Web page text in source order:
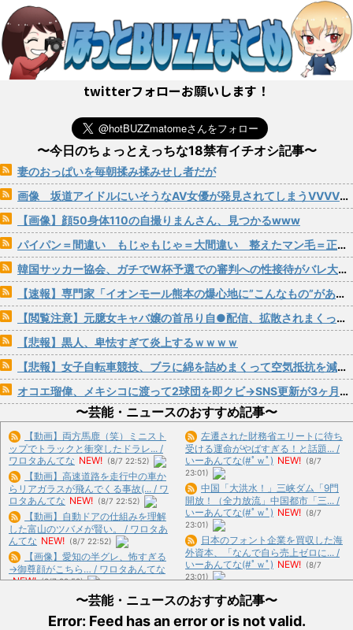
twitterフォローお願いします！
〜今日のちょっとえっちな18禁有イチオシ記事〜
妻のおっぱいを毎朝揉み揉みせし者だが
画像 坂道アイドルにいそうなAV女優が発見されてしまうVVVVVVVVVVVVVVVVVVVVVVVVVV
【画像】顔50身体110の自撮りまんさん、見つかるwww
パイパン＝間違い もじゃもじゃ＝大間違い 整えたマン毛＝正解！
韓国サッカー協会、ガチでW杯予選での審判への性接待がバレ大炎上大騒ぎにwww
【速報】専門家「イオンモール熊本の爆心地に”こんなもの”があったんだけど…」
【閲覧注意】元臆女キャバ嬢の首吊り自●配信、拡散されまくって終わるｗｗｗｗｗｗｗ
【悲報】黒人、卑怯すぎて炎上するｗｗｗｗ
【悲報】女子自転車競技、ブラに綿を詰めまくって空気抵抗を減らすチート技が発覚ｗｗｗ
オコエ瑠偉、メキシコに渡って2球団を即クビ→SNS更新が3ヶ月間止まって消息不明に
〜芸能・ニュースのおすすめ記事〜
【動画】両方馬鹿（笑）ミニスト
ップでトラックと衝突したドラレ... /
ワロタあんてな NEW! (8/7 22:52)
【動画】高速道路を走行中の車か
らリアガラスが飛んでくる事故(... / ワ
ロタあんてな NEW! (8/7 22:52)
【動画】自動ドアの仕組みを理解
した富山のツバメが賢い。 / ワロタあ
んてな NEW! (8/7 22:52)
【画像】愛知の半グレ、怖すぎる
→御尊顔がこちら… / ワロタあんてな
NEW! (8/7 22:52)
【驚愕】マチアプで会った外国人
からまさかの『こう』言われたん... /
ワロタあんてな NEW! (8/7 22:52)
左遷された財務省エリートに待ち
受ける運命がやばすぎる！と話題... /
いーあんてな(#ﾟｗﾟ) NEW! (8/7
23:01)
中国「大洪水！」三峡ダム「9門
開放！（全力放流」中国都市「三... /
いーあんてな(#ﾟｗﾟ) NEW! (8/7
23:01)
日本のフォント企業を買収した海
外資本、「なんで自ら売上ゼロに... /
いーあんてな(#ﾟｗﾟ) NEW! (8/7
23:01)
中国「衝突事故！（2025年」中
国軍と中国海警局「ﾌｨﾘﾋﾟ... / いーあ
んてな(#ﾟｗﾟ) NEW! (8/7 23:01)
〜芸能・ニュースのおすすめ記事〜
Error: Feed has an error or is not valid.